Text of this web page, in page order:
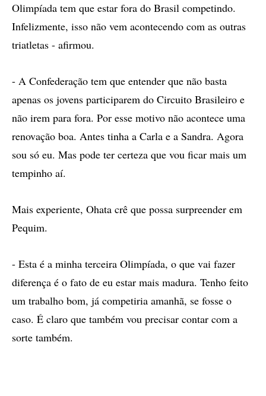
Olimpíada tem que estar fora do Brasil competindo.
Infelizmente, isso não vem acontecendo com as outras
triatletas - afirmou.
- A Confederação tem que entender que não basta
apenas os jovens participarem do Circuito Brasileiro e
não irem para fora. Por esse motivo não acontece uma
renovação boa. Antes tinha a Carla e a Sandra. Agora
sou só eu. Mas pode ter certeza que vou ficar mais um
tempinho aí.
Mais experiente, Ohata crê que possa surpreender em
Pequim.
- Esta é a minha terceira Olimpíada, o que vai fazer
diferença é o fato de eu estar mais madura. Tenho feito
um trabalho bom, já competiria amanhã, se fosse o
caso. É claro que também vou precisar contar com a
sorte também.